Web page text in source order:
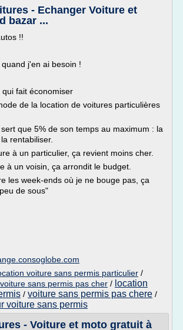
- Echanger Voiture et
bazar ...
!!
j'en ai besoin !
fait économiser
de la location de voitures particulières
sert que 5% de son temps au maximum : la
rentabiliser.
à un particulier, ça revient moins cher.
à un voisin, ça arrondit le budget.
les week-ends où je ne bouge pas, ça
de sous"
voiture sans permis particulier /
sans permis pas cher / location
/ voiture sans permis pas chere /
voiture sans permis
- Voiture et moto gratuit à